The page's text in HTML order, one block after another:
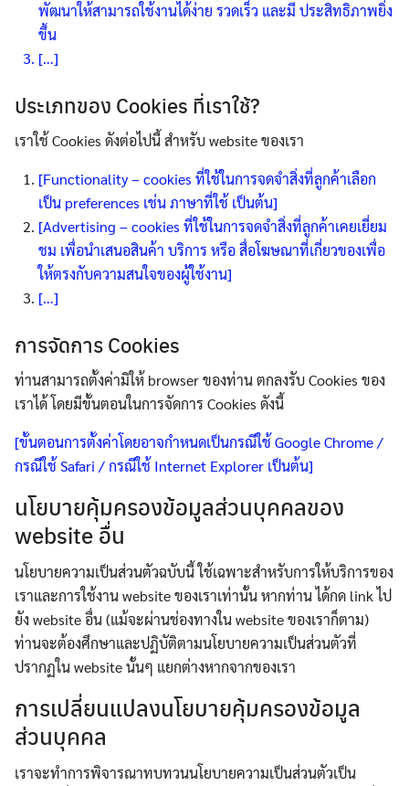
พัฒนาให้สามารถใช้งานได้ง่าย รวดเร็ว และมี ประสิทธิภาพยิ่ง
ขึ้น
[…]
ประเภทของ Cookies ที่เราใช้?
เราใช้ Cookies ดังต่อไปนี้ สำหรับ website ของเรา
[Functionality – cookies ที่ใช้ในการจดจำสิ่งที่ลูกค้าเลือก
เป็น preferences เช่น ภาษาที่ใช้ เป็นต้น]
[Advertising – cookies ที่ใช้ในการจดจำสิ่งที่ลูกค้าเคยเยี่ยม
ชม เพื่อนำเสนอสินค้า บริการ หรือ สื่อโฆษณาที่เกี่ยวของเพื่อ
ให้ตรงกับความสนใจของผู้ใช้งาน]
[…]
การจัดการ Cookies
ท่านสามารถตั้งค่ามิให้ browser ของท่าน ตกลงรับ Cookies ของ
เราได้ โดยมีขั้นตอนในการจัดการ Cookies ดังนี้
[ขั้นตอนการตั้งค่าโดยอาจกำหนดเป็นกรณีใช้ Google Chrome /
กรณีใช้ Safari / กรณีใช้ Internet Explorer เป็นต้น]
นโยบายคุ้มครองข้อมูลส่วนบุคคลของ
website อื่น
นโยบายความเป็นส่วนตัวฉบับนี้ ใช้เฉพาะสำหรับการให้บริการของ
เราและการใช้งาน website ของเราเท่านั้น หากท่าน ได้กด link ไป
ยัง website อื่น (แม้จะผ่านช่องทางใน website ของเราก็ตาม)
ท่านจะต้องศึกษาและปฏิบัติตามนโยบายความเป็นส่วนตัวที่
ปรากฏใน website นั้นๆ แยกต่างหากจากของเรา
การเปลี่ยนแปลงนโยบายคุ้มครองข้อมูล
ส่วนบุคคล
เราจะทำการพิจารณาทบทวนนโยบายความเป็นส่วนตัวเป็น